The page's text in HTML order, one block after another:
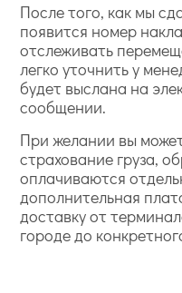
После того, как мы
появится номер
отслеживать
легко уточнить у
будет выслана на
сообщении.
При желании вы
страхование груза,
оплачиваются
дополнительная
доставку от
городе до